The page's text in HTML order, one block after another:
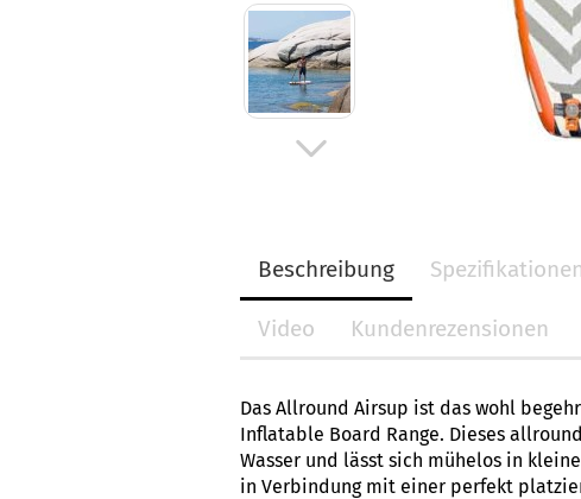
Beschreibung Spezifikationen
Video Kundenrezensionen
Das Allround Airsup ist das wohl
Inflatable Board Range. Dieses
Wasser und lässt sich mühelos in
in Verbindung mit einer perfekt